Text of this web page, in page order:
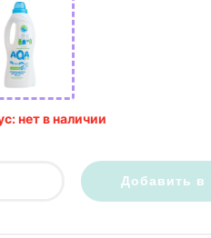
нет в наличии
Добавить в